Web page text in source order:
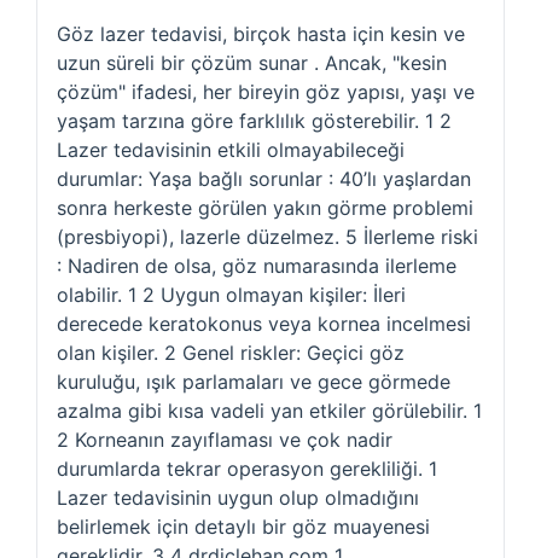
Göz lazer tedavisi, birçok hasta için kesin ve
uzun süreli bir çözüm sunar . Ancak, "kesin
çözüm" ifadesi, her bireyin göz yapısı, yaşı ve
yaşam tarzına göre farklılık gösterebilir. 1 2
Lazer tedavisinin etkili olmayabileceği
durumlar: Yaşa bağlı sorunlar : 40’lı yaşlardan
sonra herkeste görülen yakın görme problemi
(presbiyopi), lazerle düzelmez. 5 İlerleme riski
: Nadiren de olsa, göz numarasında ilerleme
olabilir. 1 2 Uygun olmayan kişiler: İleri
derecede keratokonus veya kornea incelmesi
olan kişiler. 2 Genel riskler: Geçici göz
kuruluğu, ışık parlamaları ve gece görmede
azalma gibi kısa vadeli yan etkiler görülebilir. 1
2 Korneanın zayıflaması ve çok nadir
durumlarda tekrar operasyon gerekliliği. 1
Lazer tedavisinin uygun olup olmadığını
belirlemek için detaylı bir göz muayenesi